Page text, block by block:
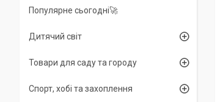
Популярне сьогодні🚀
Дитячий світ
Товари для саду та городу
Спорт, хобі та захоплення